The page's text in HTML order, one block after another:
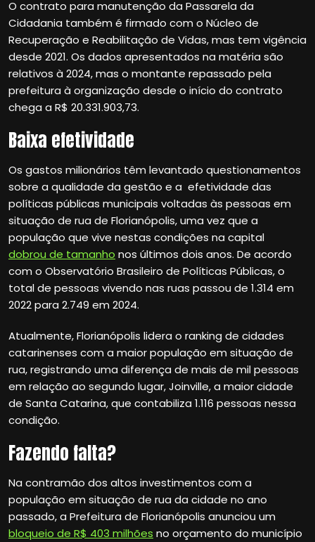
O contrato para manutenção da Passarela da
Cidadania também é firmado com o Núcleo de
Recuperação e Reabilitação de Vidas, mas tem vigência
desde 2021. Os dados apresentados na matéria são
relativos à 2024, mas o montante repassado pela
prefeitura à organização desde o início do contrato
chega a R$ 20.331.903,73.
Baixa efetividade
Os gastos milionários têm levantado questionamentos
sobre a qualidade da gestão e a efetividade das
políticas públicas municipais voltadas às pessoas em
situação de rua de Florianópolis, uma vez que a
população que vive nestas condições na capital
dobrou de tamanho nos últimos dois anos. De acordo
com o Observatório Brasileiro de Políticas Públicas, o
total de pessoas vivendo nas ruas passou de 1.314 em
2022 para 2.749 em 2024.
Atualmente, Florianópolis lidera o ranking de cidades
catarinenses com a maior população em situação de
rua, registrando uma diferença de mais de mil pessoas
em relação ao segundo lugar, Joinville, a maior cidade
de Santa Catarina, que contabiliza 1.116 pessoas nessa
condição.
Fazendo falta?
Na contramão dos altos investimentos com a
população em situação de rua da cidade no ano
passado, a Prefeitura de Florianópolis anunciou um
bloqueio de R$ 403 milhões no orçamento do município